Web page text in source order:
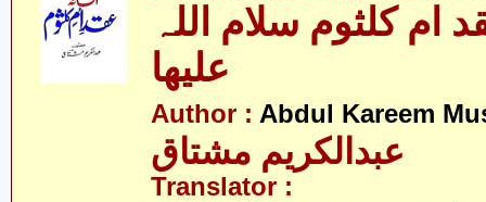
ام کلثوم سلام اللہ
علیھا
Author : Abdul Kareem
عبدالکریم مشتاق
Translator :